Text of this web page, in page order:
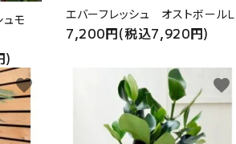
ュモ
)
エバーフレッシュ オストボールＬ
7,200円(税込7,920円)
favorite favorite